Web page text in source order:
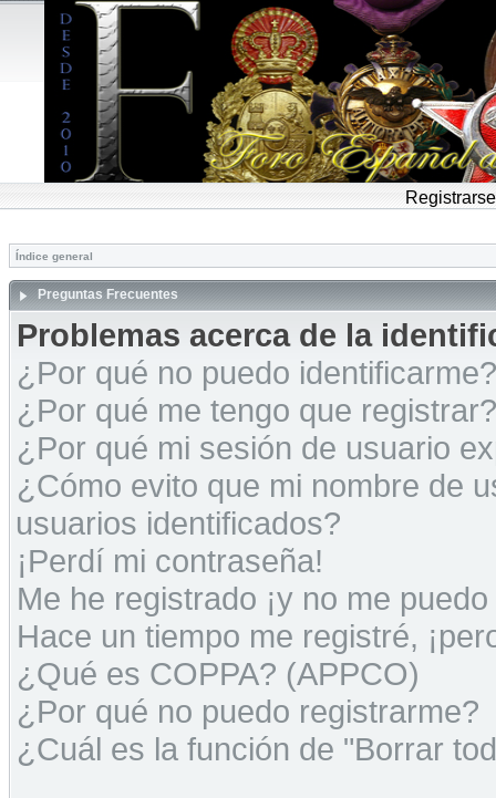
Registrarse
Índice general
Preguntas Frecuentes
Problemas acerca de la
¿Por qué no puedo identificarme?
¿Por qué me tengo que registrar?
¿Por qué mi sesión de usuario
¿Cómo evito que mi nombre de
usuarios identificados?
¡Perdí mi contraseña!
Me he registrado ¡y no me
Hace un tiempo me registré,
¿Qué es COPPA? (APPCO)
¿Por qué no puedo registrarme?
¿Cuál es la función de "Borrar